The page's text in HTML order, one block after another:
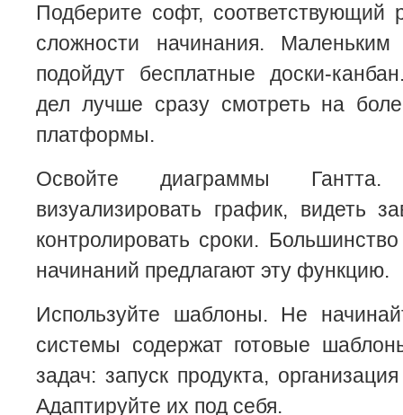
Подберите софт, соответствующий
сложности начинания. Маленьким
подойдут бесплатные доски-
дел лучше сразу смотреть на
платформы.
Освойте диаграммы
визуализировать график, видеть
контролировать сроки.
начинаний предлагают эту функцию.
Используйте шаблоны. Не
системы содержат готовые
задач: запуск продукта,
Адаптируйте их под себя.